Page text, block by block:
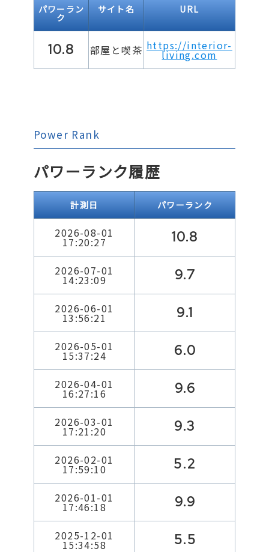
パワーラン
ク
サイト名 URL
10.8 部屋と喫茶 https://interior-
living.com
Power Rank
パワーランク履歴
計測日 パワーランク
2026-08-01
17:20:27 10.8
2026-07-01
14:23:09 9.7
2026-06-01
13:56:21 9.1
2026-05-01
15:37:24 6.0
2026-04-01
16:27:16 9.6
2026-03-01
17:21:20 9.3
2026-02-01
17:59:10 5.2
2026-01-01
17:46:18 9.9
2025-12-01
15:34:58 5.5